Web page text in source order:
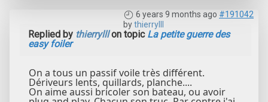
6 years 9 months ago #191042
bythierrylll
Replied by thierrylllon topic La petite guerre des
easy foiler
On a tous un passif voile très différent.
Dériveurs lents, quillards, planche....
On aime aussi bricoler son bateau, ou avoir